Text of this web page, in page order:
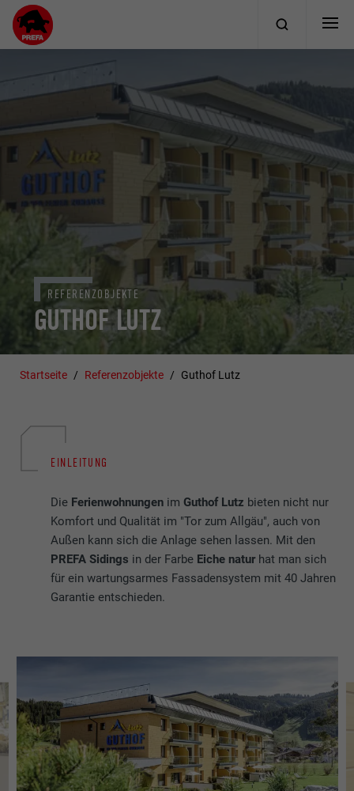
GUTHOF LUTZ
REFERENZOBJEKTE
Startseite Referenzobjekte Guthof Lutz
EINLEITUNG
Die Ferienwohnungen imGuthof Lutz bieten nicht nur
Komfort und Qualität im "Tor zum Allgäu", auch von
Außen kann sich die Anlage sehen lassen. Mit den
PREFA Sidings in der Farbe Eiche natur hat man sich
für ein wartungsarmes Fassadensystem mit 40 Jahren
Garantie entschieden.